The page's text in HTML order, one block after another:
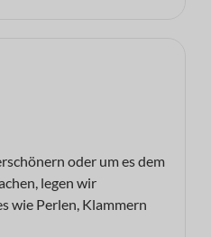
oder um es dem
legen wir
wie Perlen, Klammern